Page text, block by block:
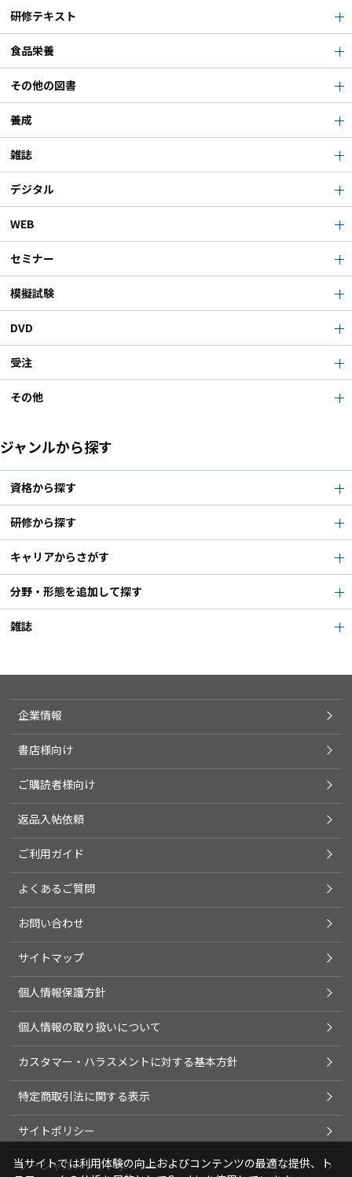
研修テキスト
食品栄養
その他の図書
養成
雑誌
デジタル
WEB
セミナー
模擬試験
DVD
受注
その他
ジャンルから探す
資格から探す
研修から探す
キャリアからさがす
分野・形態を追加して探す
雑誌
企業情報
書店様向け
ご購読者様向け
返品入帖依頼
ご利用ガイド
よくあるご質問
お問い合わせ
サイトマップ
個人情報保護方針
個人情報の取り扱いについて
カスタマー・ハラスメントに対する基本方針
特定商取引法に関する表示
サイトポリシー
ソーシャルメディアポリシー
当サイトでは利用体験の向上およびコンテンツの最適な提供、ト